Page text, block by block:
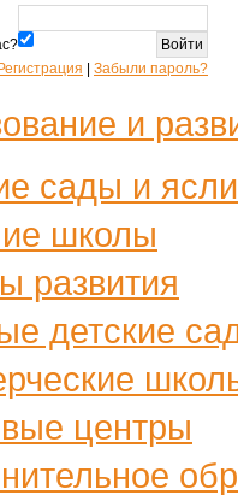
Регистрация
Забыли пароль?
и
сады и ясли
школы
развития
детские
центры